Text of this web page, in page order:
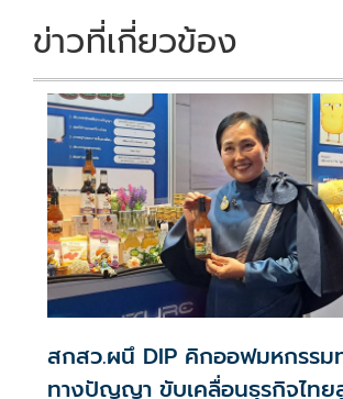
ข่าวที่เกี่ยวข้อง
สกสว.ผนึ DIP คิกออฟมหกรร
ทางปัญญา ขับเคลื่อนธุรกิจไทย